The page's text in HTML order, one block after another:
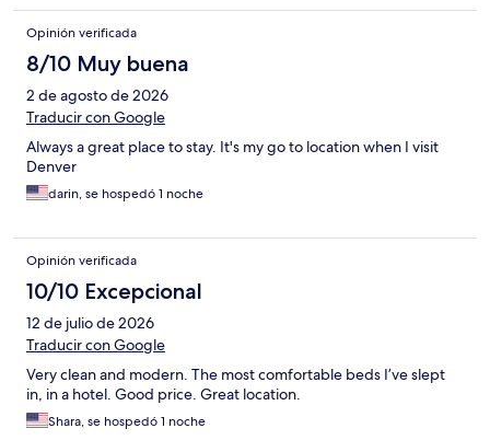
Opinión verificada
8/10 Muy buena
2 de agosto de 2026
Traducir con Google
Always a great place to stay. It's my go to location when I visit
Denver
darin, se hospedó 1 noche
Opinión verificada
10/10 Excepcional
12 de julio de 2026
Traducir con Google
Very clean and modern. The most comfortable beds I’ve slept
in, in a hotel. Good price. Great location.
Shara, se hospedó 1 noche